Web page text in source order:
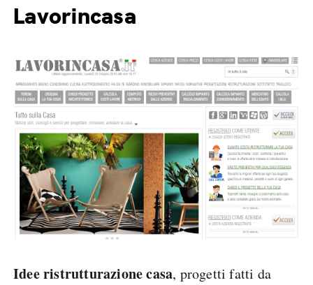
Lavorincasa
Idee ristrutturazione casa, progetti fatti da